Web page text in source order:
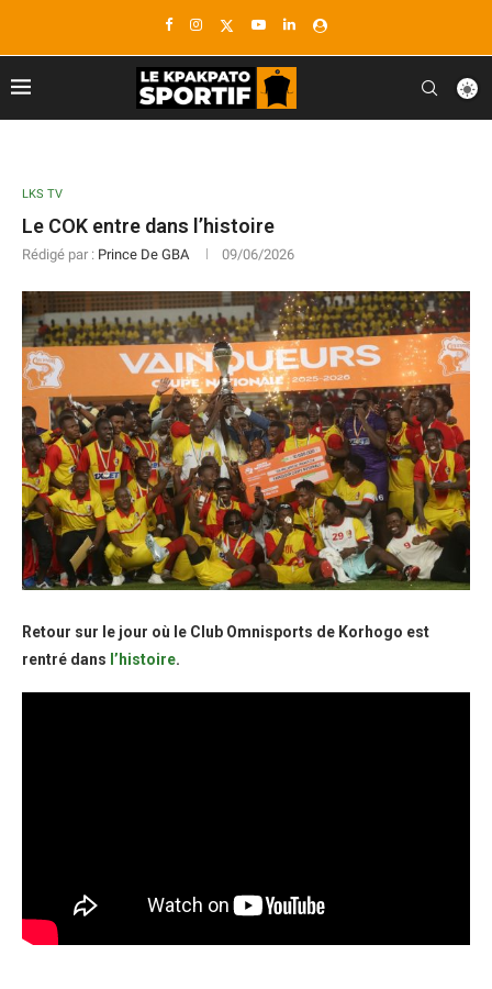
LKS TV
Le COK entre dans l’histoire
Rédigé par : Prince De GBA 09/06/2026
Retour sur le jour où le Club Omnisports de Korhogo est
rentré dans l’histoire.